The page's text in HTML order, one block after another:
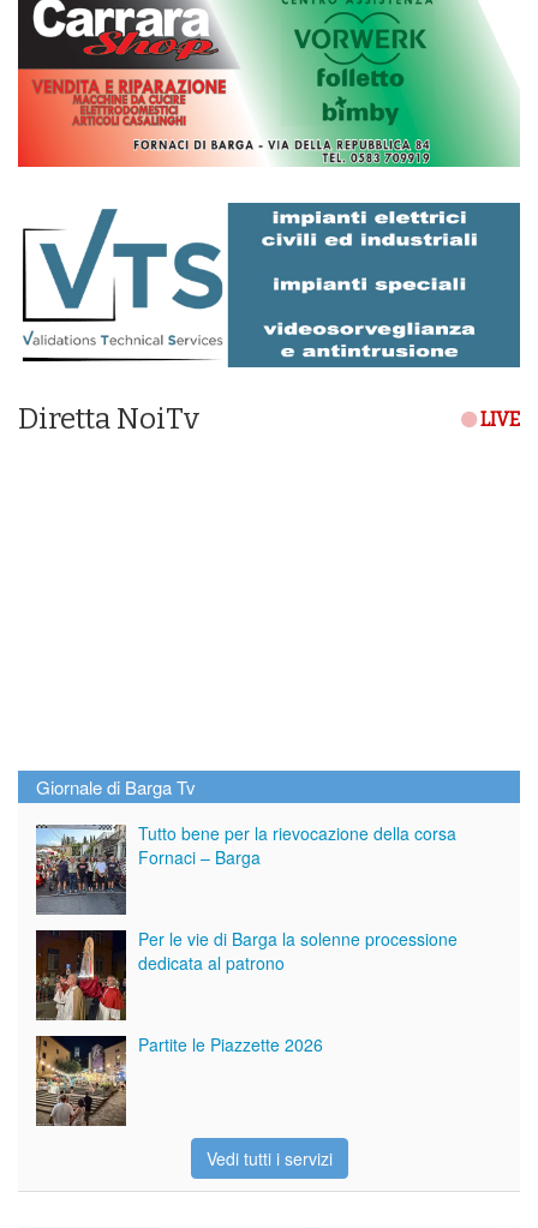
Diretta NoiTv LIVE
Giornale di Barga Tv
Tutto bene per la rievocazione della corsa
Fornaci – Barga
Per le vie di Barga la solenne processione
dedicata al patrono
Partite le Piazzette 2026
Vedi tutti i servizi